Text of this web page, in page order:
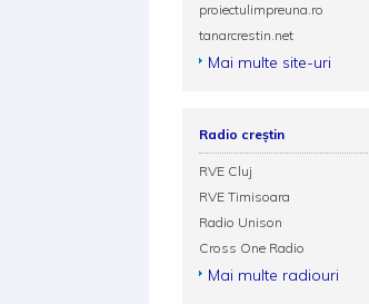
proiectulimpreuna.ro
tanarcrestin.net
Mai multe site-uri
Radio creștin
RVE Cluj
RVE Timisoara
Radio Unison
Cross One Radio
Mai multe radiouri